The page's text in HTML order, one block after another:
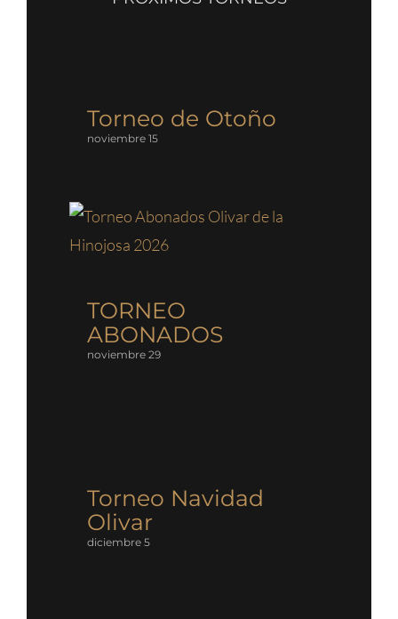
Torneo de Otoño
noviembre 15
TORNEO
ABONADOS
noviembre 29
Torneo Navidad
Olivar
diciembre 5